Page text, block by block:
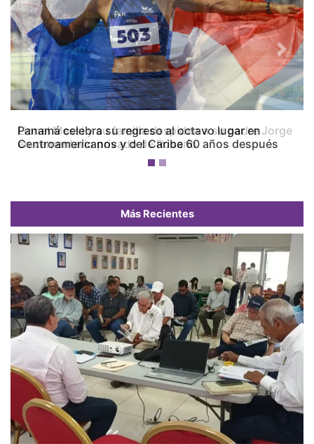
Panamá celebra su regreso al octavo lugar en
Centroamericanos y del Caribe 60 años después
Previous Next
Más Recientes